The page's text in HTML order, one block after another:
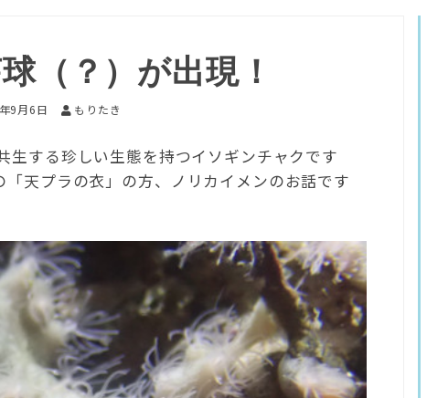
（？）が出現！
9月6日 もりたき
生する珍しい生態を持つイソギンチャクです
天プラの衣」の方、ノリカイメンのお話です